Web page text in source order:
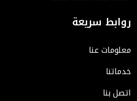
روابط سريعة
معلومات عنا
خدماتنا
اتصل بنا